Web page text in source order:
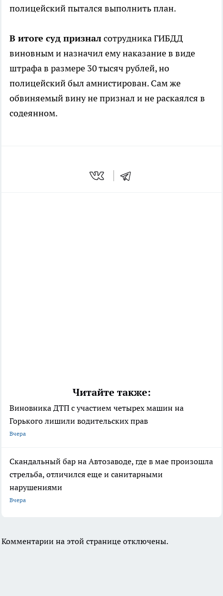
полицейский пытался выполнить план.
В итоге суд признал сотрудника ГИБДД
виновным и назначил ему наказание в виде
штрафа в размере 30 тысяч рублей, но
полицейский был амнистирован. Сам же
обвиняемый вину не признал и не раскаялся в
содеянном.
Читайте также:
Виновника ДТП с участием четырех машин на
Горького лишили водительских прав
Вчера
Скандальный бар на Автозаводе, где в мае произошла
стрельба, отличился еще и санитарными
нарушениями
Вчера
Комментарии на этой странице отключены.